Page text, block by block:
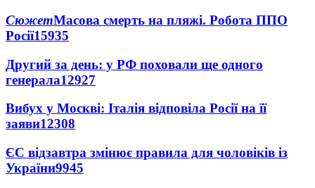
СюжетМасова смерть на пляжі. Робота ППО
Росії15935
Другий за день: у РФ поховали ще одного
генерала12927
Вибух у Москві: Італія відповіла Росії на її
заяви12308
ЄС відзавтра змінює правила для чоловіків із
України9945